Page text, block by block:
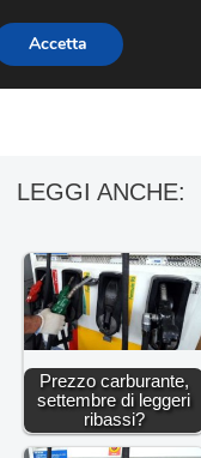
MOTO GP
LEGGI ANCHE:
Prezzo carburante,
settembre di leggeri
ribassi?
Accetta